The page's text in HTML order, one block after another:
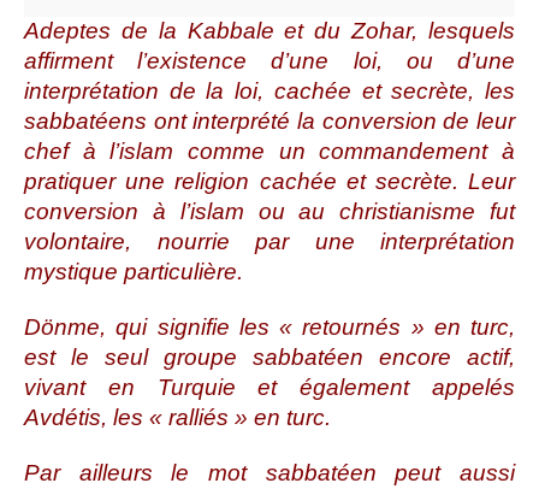
Adeptes de la Kabbale et du Zohar, lesquels
affirment l’existence d’une loi, ou d’une
interprétation de la loi, cachée et secrète, les
sabbatéens ont interprété la conversion de leur
chef à l’islam comme un commandement à
pratiquer une religion cachée et secrète. Leur
conversion à l’islam ou au christianisme fut
volontaire, nourrie par une interprétation
mystique particulière.
Dönme, qui signifie les « retournés » en turc,
est le seul groupe sabbatéen encore actif,
vivant en Turquie et également appelés
Avdétis, les « ralliés » en turc.
Par ailleurs le mot sabbatéen peut aussi